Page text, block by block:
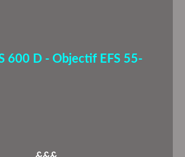
600 D - Objectif EFS 55-